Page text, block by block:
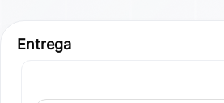
Entrega